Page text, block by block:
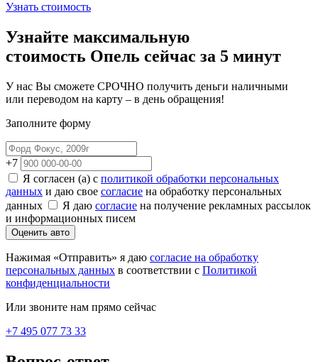
Узнать стоимость
Узнайте максимальную
стоимость Опель сейчас за 5 минут
У нас Вы сможете СРОЧНО получить деньги наличными
или переводом на карту – в день обращения!
Заполните форму
+7
Я согласен (а) с политикой обработки персональных
данных и даю свое согласие на обработку персональных
данных
Я даю согласие на получение рекламных рассылок
и информационных писем
Оценить авто
Нажимая «Отправить» я даю согласие на обработку
персональных данных в соответствии с Политикой
конфиденциальности
Или звоните нам прямо сейчас
+7 495 077 73 33